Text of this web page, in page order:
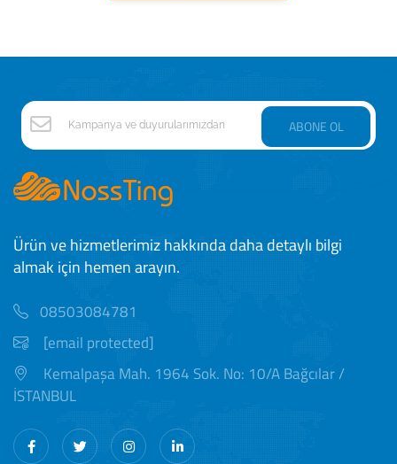
ABONE OL
Ürün ve hizmetlerimiz hakkında daha detaylı bilgi
almak için hemen arayın.
08503084781
[email protected]
Kemalpaşa Mah. 1964 Sok. No: 10/A Bağcılar /
İSTANBUL